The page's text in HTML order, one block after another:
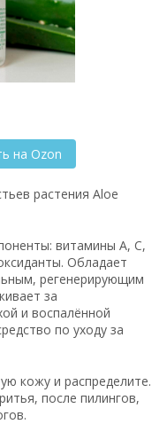
на Ozon
растения Aloe
витамины А, С,
Обладает
регенерирующим
за
и воспалённой
по уходу за
кожу и распределите.
после пилингов,